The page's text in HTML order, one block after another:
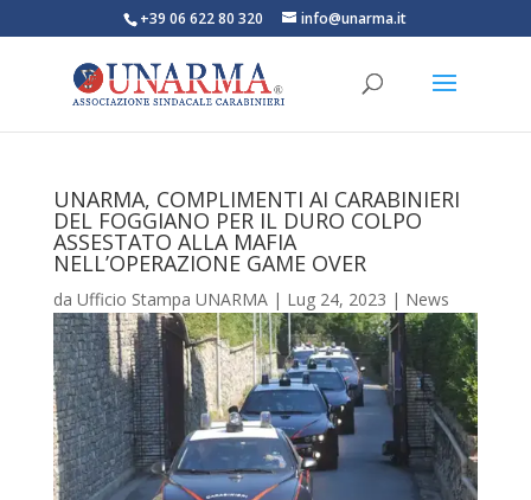
+39 06 622 80 320 info@unarma.it
UNARMA, COMPLIMENTI AI CARABINIERI
DEL FOGGIANO PER IL DURO COLPO
ASSESTATO ALLA MAFIA
NELL’OPERAZIONE GAME OVER
da Ufficio Stampa UNARMA| Lug 24, 2023 | News